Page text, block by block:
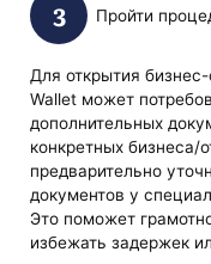
Пройти
Для открытия
Wallet может
дополнительных
конкретных бизнеса/
предварительно
документов у
Это поможет
избежать задержек